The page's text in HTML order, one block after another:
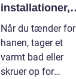
installationer,
komfort og
energiforbrug
Når du tænder for
hanen, tager et
varmt bad eller
skruer op for